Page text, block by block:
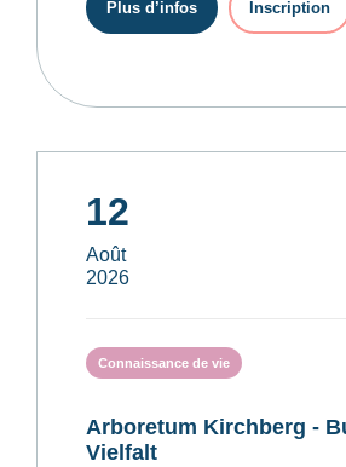
Plus d’infos Inscription
12
Août
2026
Connaissance de vie
Arboretum Kirchberg -
Vielfalt